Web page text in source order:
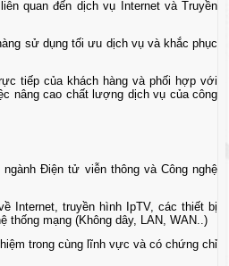
quan đến dịch vụ Internet và Truyền
sử dụng tối ưu dịch vụ và khắc phục
tiếp của khách hàng và phối hợp với
nâng cao chất lượng dịch vụ của công
Điện tử viễn thông và Công nghệ
Internet, truyền hình IpTV, các thiết bị
thống mạng (Không dây, LAN, WAN..)
trong cùng lĩnh vực và có chứng chỉ